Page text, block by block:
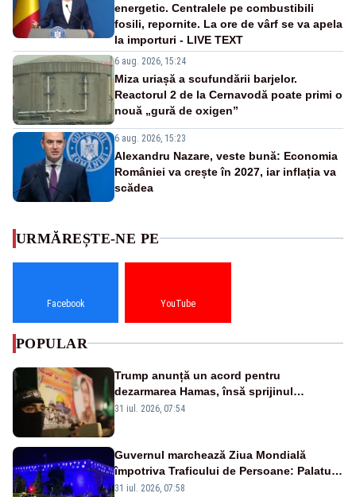
energetic. Centralele pe combustibili
fosili, repornite. La ore de vârf se va apela
la importuri - LIVE TEXT
6 aug. 2026, 15:24
Miza uriașă a scufundării barjelor.
Reactorul 2 de la Cernavodă poate primi o
nouă „gură de oxigen”
6 aug. 2026, 15:23
Alexandru Nazare, veste bună: Economia
României va crește în 2027, iar inflația va
scădea
URMĂREȘTE-NE PE
Facebook YouTube
POPULAR
Trump anunță un acord pentru
dezarmarea Hamas, însă sprijinul
Israelului rămâne incert
31 iul. 2026, 07:54
Guvernul marchează Ziua Mondială
împotriva Traficului de Persoane: Palatul
Victoria, iluminat în albastru
31 iul. 2026, 07:58